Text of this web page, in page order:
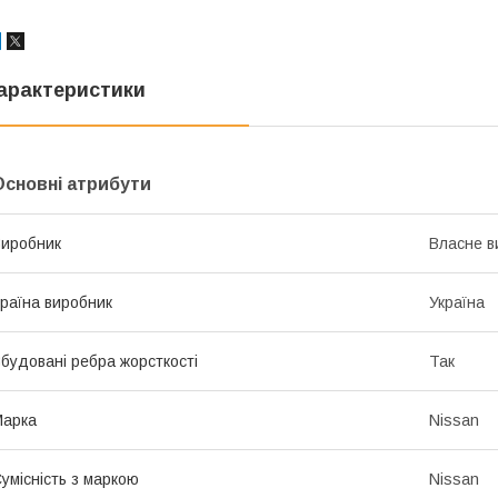
атрибути
Власне
виробник Україна
ребра жорсткості Так
Nissan
з маркою Nissan